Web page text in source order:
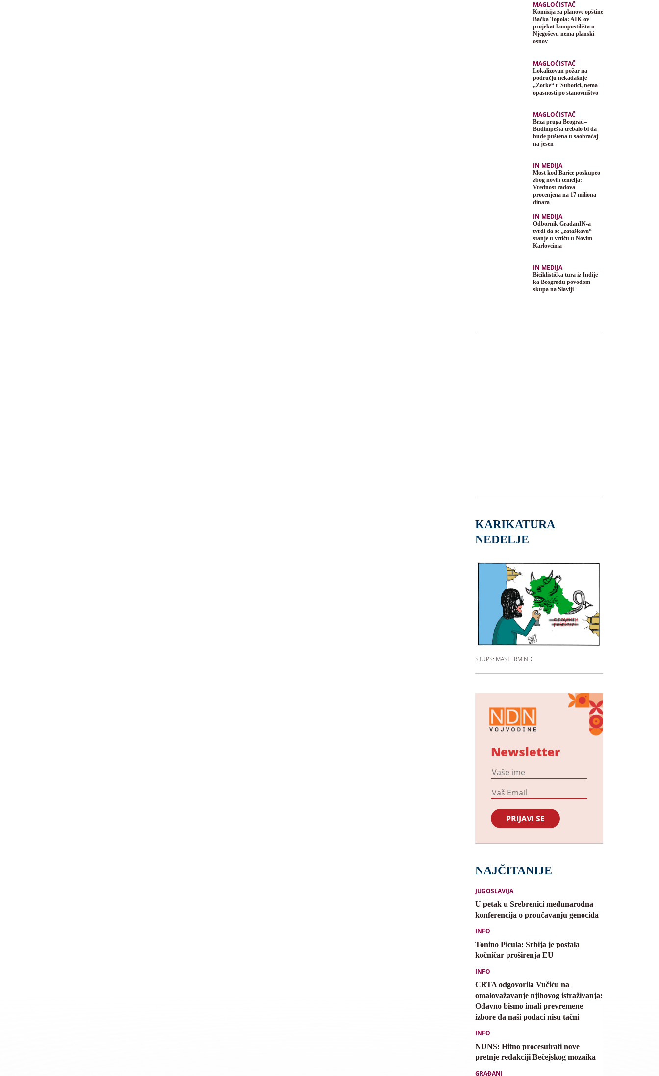
MAGLOČISTAČ
Komisija za planove opštine
Bačka Topola: AIK-ov
projekat kompostilišta u
Njegoševu nema planski
osnov
MAGLOČISTAČ
Lokalizovan požar na
području nekadašnje
„Zorke“ u Subotici, nema
opasnosti po stanovništvo
MAGLOČISTAČ
Brza pruga Beograd–
Budimpešta trebalo bi da
bude puštena u saobraćaj
na jesen
IN MEDIJA
Most kod Barice poskupeo
zbog novih temelja:
Vrednost radova
procenjena na 17 miliona
dinara
IN MEDIJA
Odbornik GrađanIN-a
tvrdi da se „zataškava“
stanje u vrtiću u Novim
Karlovcima
IN MEDIJA
Biciklistička tura iz Inđije
ka Beogradu povodom
skupa na Slaviji
KARIKATURA
NEDELJE
STUPS: MASTERMIND
Newsletter
NAJČITANIJE
JUGOSLAVIJA
U petak u Srebrenici međunarodna
konferencija o proučavanju genocida
INFO
Tonino Picula: Srbija je postala
kočničar proširenja EU
INFO
CRTA odgovorila Vučiću na
omalovažavanje njihovog istraživanja:
Odavno bismo imali prevremene
izbore da naši podaci nisu tačni
INFO
NUNS: Hitno procesuirati nove
pretnje redakciji Bečejskog mozaika
GRAĐANI